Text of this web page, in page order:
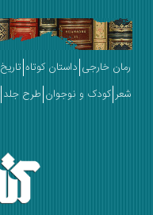
رمان خارجی داستان کوتاه تاریخ
شعر کودک و نوجوان طرح جلد